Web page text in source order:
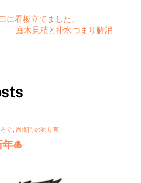
に看板立てました。
庭木見積と排水つまり解消
ぐ,尚衛門の独り言
🎍